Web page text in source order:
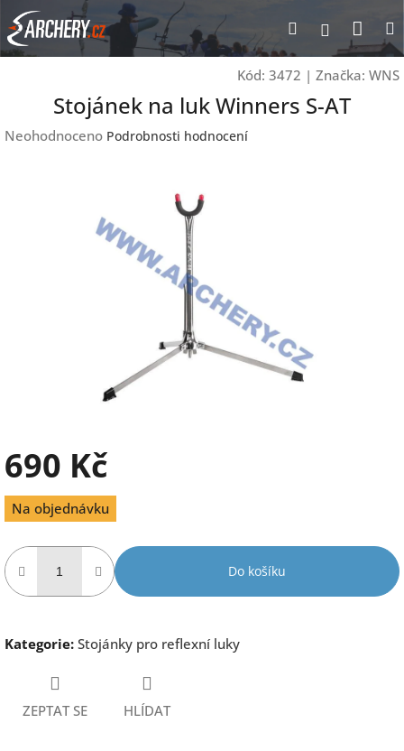
Přejít
na
obsah
Hledat
Kód: 3472 | Značka: WNS
Stojánek na luk Winners S-AT
Průměrné
Neohodnoceno Podrobnosti hodnocení
690 Kč
Měrná
cena:
Na objednávku
Do košíku
Kategorie: Stojánky pro reflexní luky
ZEPTAT SE HLÍDAT